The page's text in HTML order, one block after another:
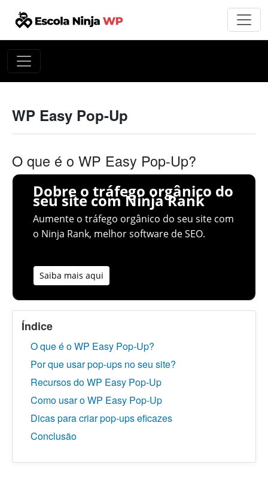
WP Easy Pop-Up
O que é o WP Easy Pop-Up?
Dobre o tráfego orgânico do
seu site com Ninja Rank
Aumente o tráfego orgânico do seu site com
o Ninja Rank, melhor software de SEO.
Saiba mais aqui
Índice
O que é o WP Easy Pop-Up?
Por que usar pop-ups no seu site?
Recursos do WP Easy Pop-Up
Como usar o WP Easy Pop-Up
Dicas para criar pop-ups eficazes
Conclusão